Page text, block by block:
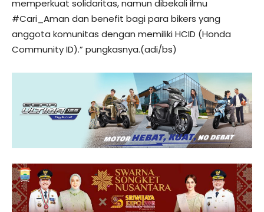
memperkuat solidaritas, namun dibekali ilmu
#Cari_Aman dan benefit bagi para bikers yang
anggota komunitas dengan memiliki HCID (Honda
Community ID).” pungkasnya.(adi/bs)